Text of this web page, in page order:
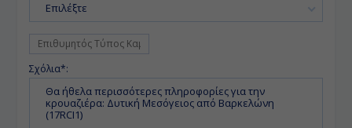
Επιλέξτε
Σχόλια*: